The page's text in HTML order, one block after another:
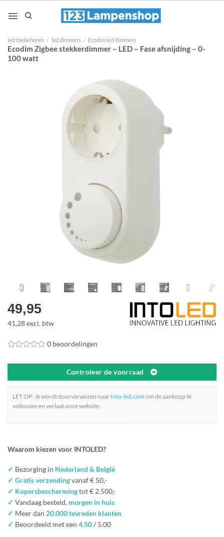
naar
led toebehoren / led dimmers / Ecodim led dimmers
Ecodim Zigbee stekkerdimmer – LED – Fase afsnijding – 0-
100 watt
49,95
41,28 excl. btw
0 beoordelingen
Controleer de voorraad
LET OP: Je wordt doorverwezen naar Into-led.com om de aankoop te
voltooien en verlaat onze website.
Waarom kiezen voor INTOLED?
✓ Bezorging in Nederland & België
✓ Gratis verzendingvanaf € 50,-
✓ Kopersbeschermingtot € 2.500,-
✓ Vandaag besteld, morgen in huis
✓ Meer dan 20.000 tevreden klanten
✓ Beoordeeld met een 4.50/ 5.00